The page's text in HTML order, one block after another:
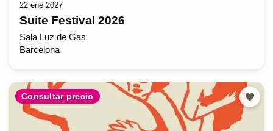
22 ene 2027
Suite Festival 2026
Sala Luz de Gas
Barcelona
Consultar precio